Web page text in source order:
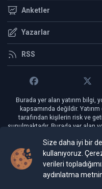
Anketler
Yazarlar
RSS
Burada yer alan yatırım bilgi,
kapsamında değildir.
tarafından kişilerin risk ve
sunulmaktadır. Burada yer alan
Bu nedenle, sadece burada
verilmesi
Ankara Gündem © 2024
Size daha iyi bir
kullanıyoruz.
verileri
aydınlatma